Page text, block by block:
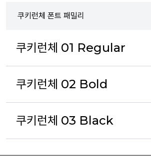
쿠키런체 폰트 패밀리
쿠키런체 01 Regular
쿠키런체 02 Bold
쿠키런체 03 Black